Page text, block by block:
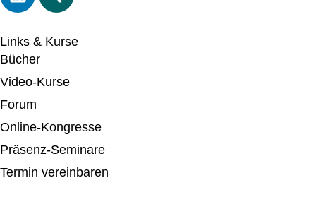
Links & Kurse
Bücher
Video-Kurse
Forum
Online-Kongresse
Präsenz-Seminare
Termin vereinbaren